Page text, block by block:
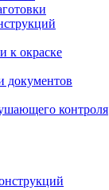
к окраске
документов
контроля